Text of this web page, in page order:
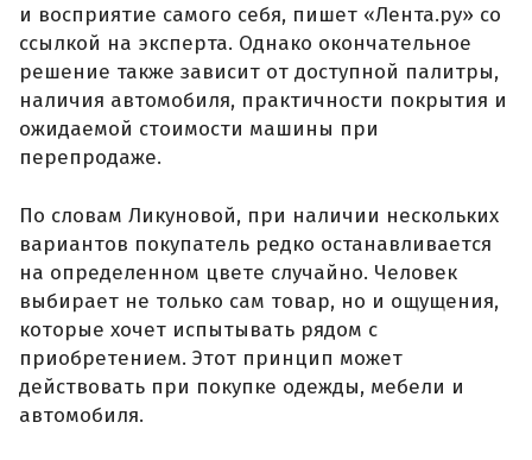
и восприятие самого себя, пишет «Лента.ру» со
ссылкой на эксперта. Однако окончательное
решение также зависит от доступной палитры,
наличия автомобиля, практичности покрытия и
ожидаемой стоимости машины при
перепродаже.
По словам Ликуновой, при наличии нескольких
вариантов покупатель редко останавливается
на определенном цвете случайно. Человек
выбирает не только сам товар, но и ощущения,
которые хочет испытывать рядом с
приобретением. Этот принцип может
действовать при покупке одежды, мебели и
автомобиля.